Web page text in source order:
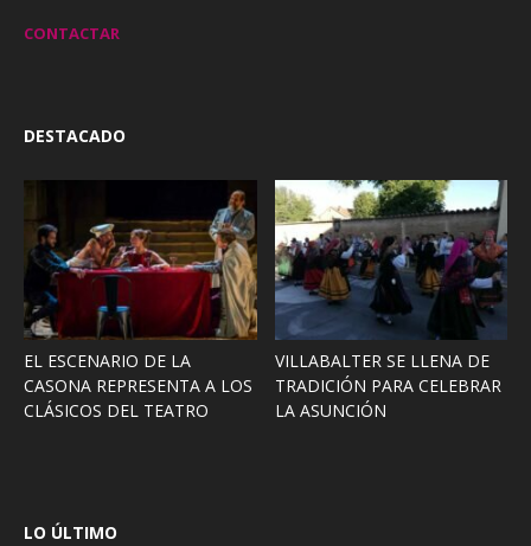
CONTACTAR
DESTACADO
EL ESCENARIO DE LA
CASONA REPRESENTA A LOS
CLÁSICOS DEL TEATRO
VILLABALTER SE LLENA DE
TRADICIÓN PARA CELEBRAR
LA ASUNCIÓN
LO ÚLTIMO